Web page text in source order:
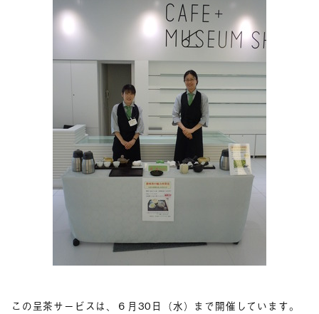
この呈茶サービスは、６月30日（水）まで開催しています。